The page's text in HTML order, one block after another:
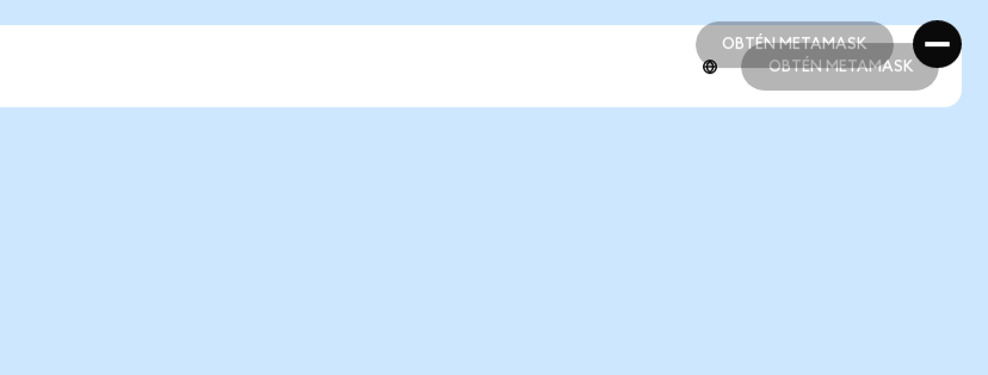
OBTÉN METAMASK
OBTÉN METAMASK
OBTÉN METAMASK